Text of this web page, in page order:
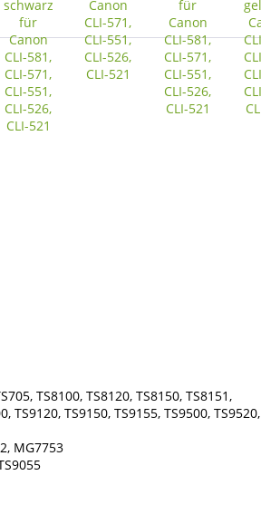
TS8100, TS8120, TS8150, TS8151,
TS9120, TS9150, TS9155, TS9500, TS9520,
MG7753